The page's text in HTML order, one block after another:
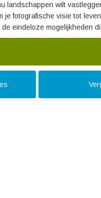
landschappen wilt
je fotografische visie tot
eindeloze mogelijkheden